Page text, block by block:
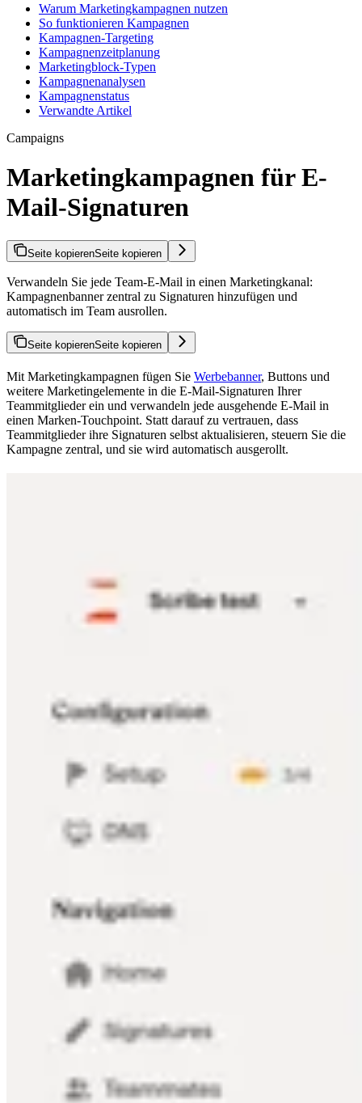
Warum Marketingkampagnen nutzen
So funktionieren Kampagnen
Kampagnen-Targeting
Kampagnenzeitplanung
Marketingblock-Typen
Kampagnenanalysen
Kampagnenstatus
Verwandte Artikel
Campaigns
Marketingkampagnen für E-
Mail-Signaturen
Seite kopierenSeite kopieren
Verwandeln Sie jede Team-E-Mail in einen Marketingkanal:
Kampagnenbanner zentral zu Signaturen hinzufügen und
automatisch im Team ausrollen.
Seite kopierenSeite kopieren
Mit Marketingkampagnen fügen Sie Werbebanner, Buttons und
weitere Marketingelemente in die E-Mail-Signaturen Ihrer
Teammitglieder ein und verwandeln jede ausgehende E-Mail in
einen Marken-Touchpoint. Statt darauf zu vertrauen, dass
Teammitglieder ihre Signaturen selbst aktualisieren, steuern Sie die
Kampagne zentral, und sie wird automatisch ausgerollt.